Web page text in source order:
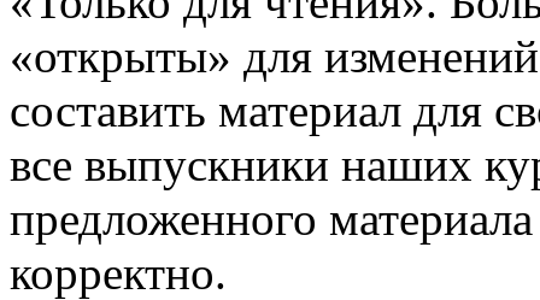
«открыты» для
составить материал для
все выпускники наших
предложенного
корректно.